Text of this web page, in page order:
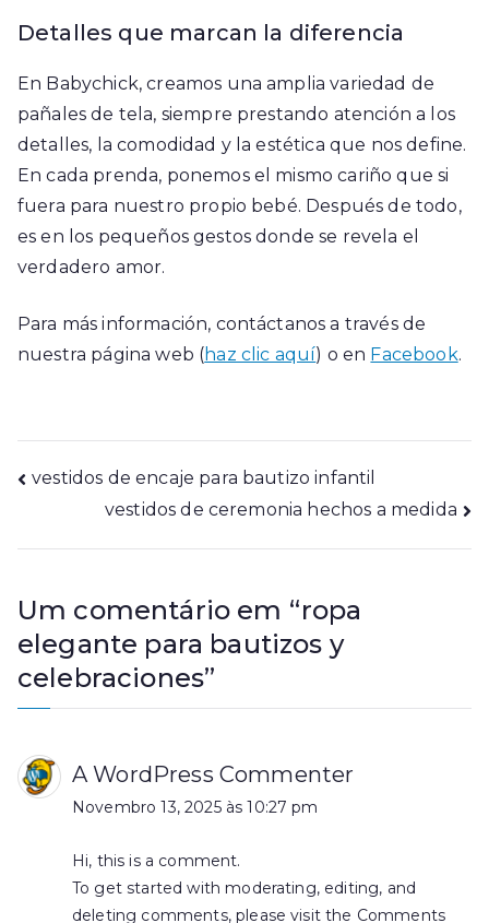
Detalles que marcan la diferencia
En Babychick, creamos una amplia variedad de
pañales de tela, siempre prestando atención a los
detalles, la comodidad y la estética que nos define.
En cada prenda, ponemos el mismo cariño que si
fuera para nuestro propio bebé. Después de todo,
es en los pequeños gestos donde se revela el
verdadero amor.
Para más información, contáctanos a través de
nuestra página web (haz clic aquí) o en Facebook.
Navegação
vestidos de encaje para bautizo infantil
vestidos de ceremonia hechos a medida
Um comentário em “ropa
elegante para bautizos y
celebraciones”
A WordPress Commenter
Novembro 13, 2025 às 10:27 pm
Hi, this is a comment.
To get started with moderating, editing, and
deleting comments, please visit the Comments